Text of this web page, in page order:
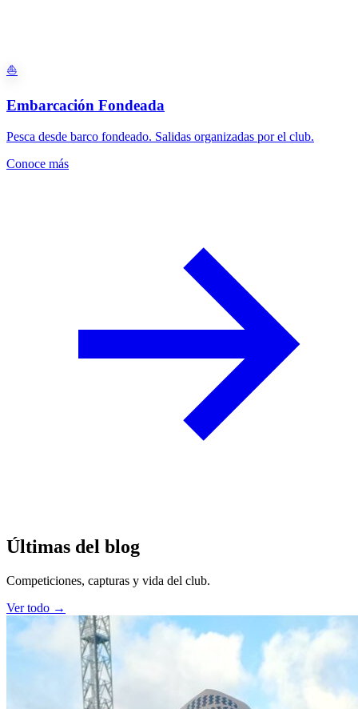
⛵
Embarcación Fondeada
Pesca desde barco fondeado. Salidas organizadas por el club.
Conoce más
Últimas del blog
Competiciones, capturas y vida del club.
Ver todo →